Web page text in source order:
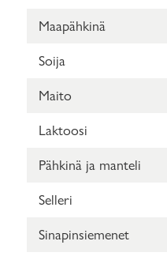
Maapähkinä
Soija
Maito
Laktoosi
Pähkinä ja manteli
Selleri
Sinapinsiemenet